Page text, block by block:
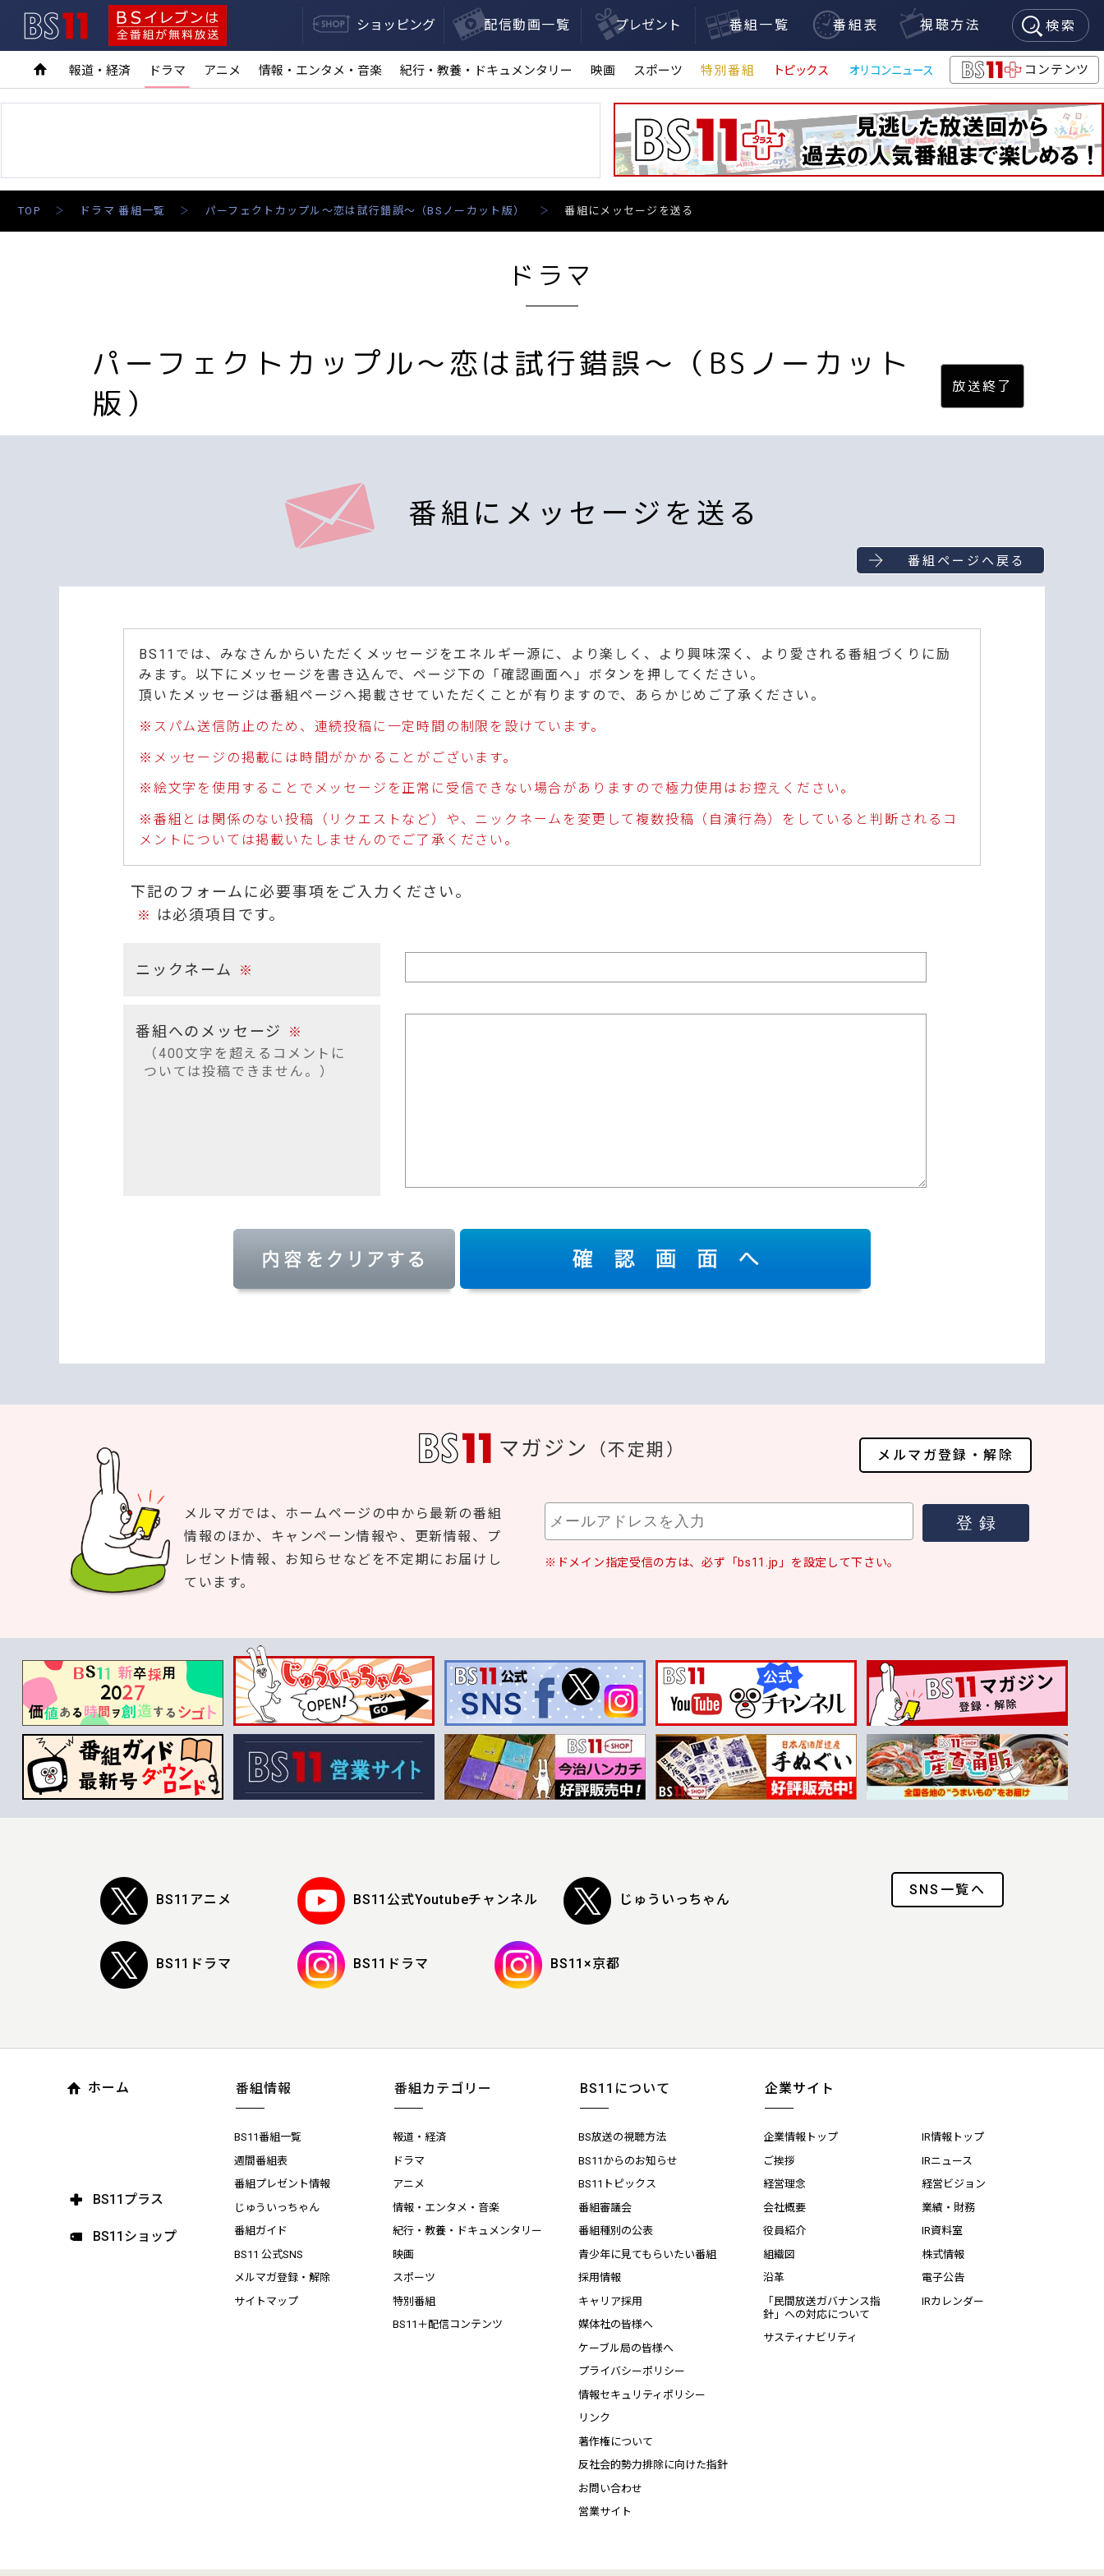
BSイレブンは全番組が無料放送
ショッピング 配信動画一覧 プレゼント 番組一覧 番組表 視聴方法 検索
報道・経済 ドラマ アニメ 情報・エンタメ・音楽 紀行・教養・ドキュメンタリー 映画 スポーツ 特別番組 トピックス
オリコンニュース
BS11+
コンテンツ
TOP ドラマ 番組一覧 パーフェクトカップル～恋は試行錯誤～（BSノーカット版） 番組にメッセージを送る
ドラマ
パーフェクトカップル～恋は試行錯誤～（BSノーカット
版）
番組にメッセージを送る
番組ページへ戻る
BS11では、みなさんからいただくメッセージをエネルギー源に、より楽しく、より興味深く、より愛される番組づくりに励
みます。以下にメッセージを書き込んで、ページ下の「確認画面へ」ボタンを押してください。
頂いたメッセージは番組ページへ掲載させていただくことが有りますので、あらかじめご了承ください。
※スパム送信防止のため、連続投稿に一定時間の制限を設けています。
※メッセージの掲載には時間がかかることがございます。
※絵文字を使用することでメッセージを正常に受信できない場合がありますので極力使用はお控えください。
※番組とは関係のない投稿（リクエストなど）や、ニックネームを変更して複数投稿（自演行為）をしていると判断されるコ
メントについては掲載いたしませんのでご了承ください。
下記のフォームに必要事項をご入力ください。
※ は必須項目です。
ニックネーム ※
番組へのメッセージ
※
（400文字を超えるコメントに
ついては投稿できません。）
マガジン （不定期） メルマガ登録・解除
メルマガでは、ホームページの中から最新の番組
情報のほか、キャンペーン情報や、更新情報、プ
レゼント情報、お知らせなどを不定期にお届けし
ています。
※ドメイン指定受信の方は、必ず「bs11.jp」を設定して下さい。
SNS一覧へ
BS11アニメ BS11公式Youtubeチャンネル じゅういっちゃん
BS11ドラマ BS11ドラマ BS11×京都
ホーム
BS11プラス
BS11ショップ
番組情報
BS11番組一覧
週間番組表
番組プレゼント情報
じゅういっちゃん
番組ガイド
BS11 公式SNS
メルマガ登録・解除
サイトマップ
番組カテゴリー
報道・経済
ドラマ
アニメ
情報・エンタメ・音楽
紀行・教養・ドキュメンタリー
映画
スポーツ
特別番組
BS11＋配信コンテンツ
BS11について
BS放送の視聴方法
BS11からのお知らせ
BS11トピックス
番組審議会
番組種別の公表
青少年に見てもらいたい番組
採用情報
キャリア採用
媒体社の皆様へ
ケーブル局の皆様へ
プライバシーポリシー
情報セキュリティポリシー
リンク
著作権について
反社会的勢力排除に向けた指針
お問い合わせ
営業サイト
企業サイト
企業情報トップ
ご挨拶
経営理念
会社概要
役員紹介
組織図
沿革
「民間放送ガバナンス指
針」への対応について
サスティナビリティ
IR情報トップ
IRニュース
経営ビジョン
業績・財務
IR資料室
株式情報
電子公告
IRカレンダー